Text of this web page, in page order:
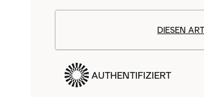
DIESEN
AUTHENTIFIZIERT